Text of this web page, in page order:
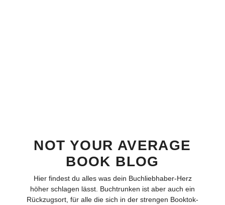
NOT YOUR AVERAGE
BOOK BLOG
Hier findest du alles was dein Buchliebhaber-Herz
höher schlagen lässt. Buchtrunken ist aber auch ein
Rückzugsort, für alle die sich in der strengen Booktok-